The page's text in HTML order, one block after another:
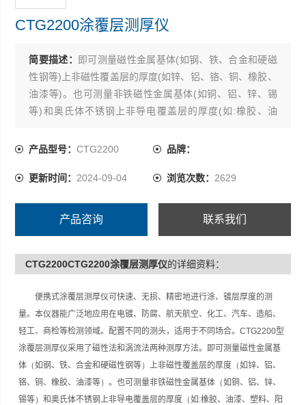
CTG2200涂覆层测厚仪
简要描述：
即可测量磁性金属基体(如钢、铁、合金和硬磁
性钢等)上非磁性覆盖层的厚度(如锌、铝、铬、铜、橡胶、
油漆等)。也可测量非铁磁性金属基体(如铜、铝、锌、锡
等)和奥氏体不锈钢上非导电覆盖层的厚度(如:橡胶、油
产品型号：CTG2200 品牌：
更新时间： 2024-09-04 浏览次数： 2629
产品咨询 联系我们
CTG2200CTG2200涂覆层测厚仪的详细资料：
便携式涂覆层测厚仪可快速、无损、精密地进行涂、镀层厚度的测
量。本仪器能广泛地应用在电镀、防腐、航天航空、化工、汽车、造船、
轻工、商检等检测领域。配置不同的测头，适用于不同场合。CTG2200型
涂覆层测厚仪采用了磁性法和涡流法两种测厚方法。即可测量磁性金属基
体 （如钢、铁、合金和硬磁性钢等）上非磁性覆盖层的厚度 （如锌、铝、
铬、铜、橡胶、油漆等）。也可测量非铁磁性金属基体 （如铜、铝、锌、
锡等）和奥氏体不锈钢上非导电覆盖层的厚度 （如:橡胶、油漆、塑料、阳